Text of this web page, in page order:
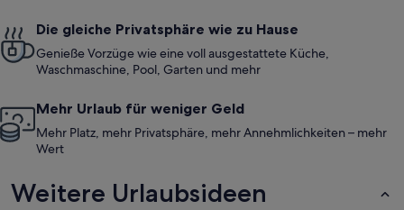
Die gleiche Privatsphäre wie zu Hause
Genieße Vorzüge wie eine voll ausgestattete Küche,
Waschmaschine, Pool, Garten und mehr
Mehr Urlaub für weniger Geld
Mehr Platz, mehr Privatsphäre, mehr Annehmlichkeiten – mehr
Wert
Weitere Urlaubsideen